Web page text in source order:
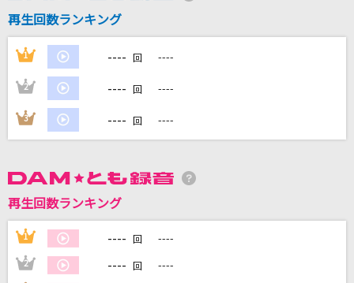
カラオケ最新情報をチェック！
カラオケをもっと楽しもう！
自宅でカラオケ歌い放題！
再生回数ランキング
1 ---- 回 ----
2 ---- 回 ----
3 ---- 回 ----
再生回数ランキング
1 ---- 回 ----
2 ---- 回 ----